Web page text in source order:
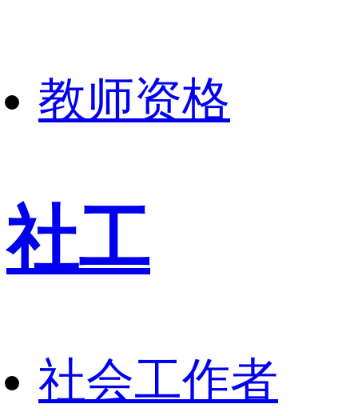
教师资格
社工
社会工作者